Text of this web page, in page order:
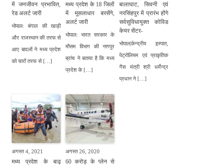
में जनजीवन प्रभावित,
रेड अलर्ट जारी
भोपाल: बंगाल की खाड़ी
और राजस्थान की तरफ से
आए बादलों ने मध्य प्रदेश
को चारों तरफ से […]
मध्य प्रदेश के 18 जिलों
में मूसलाधार बरसेंगे,
अलर्ट जारी
भोपाल: भारत सरकार के
मौसम विभाग की नागपुर
ब्रांच ने बताया है कि मध्य
प्रदेश के […]
बालाघाट, सिवनी एवं
नरसिंहपुर में प्रारंभ होंगे
सर्वसुविधायुक्त कोविड
केयर सेंटर-
भोपाल|केन्द्रीय इस्पात,
पेट्रोलियम एवं प्राकृतिक
गैस मंत्री श्री धर्मेन्द्र
प्रधान ने […]
अगस्त 4, 2021
मध्य प्रदेश के बाढ़
अगस्त 26, 2020
60 करोड़ के प्लेन से